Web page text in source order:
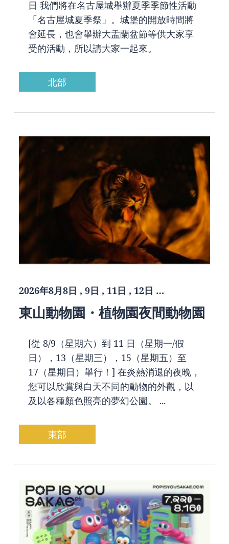
日 我們將在名古屋城舉辦夏季季節性活動
「名古屋城夏季祭」。城堡的開放時間將
會延長，也會舉辦大盂蘭盆節等供大家享
受的活動，所以請大家一起來。
北部
2026年8月8日 , 9日 , 11日 , 12日 …
東山動物園・植物園夜間動物園
[從 8/9（星期六）到 11 日（星期一/假
日），13（星期三），15（星期五）至
17（星期日）舉行！] 在炎熱消退的夜晚，
您可以欣賞與白天不同的動物的外觀，以
及以各種顏色照亮的夢幻公園。 ...
東部